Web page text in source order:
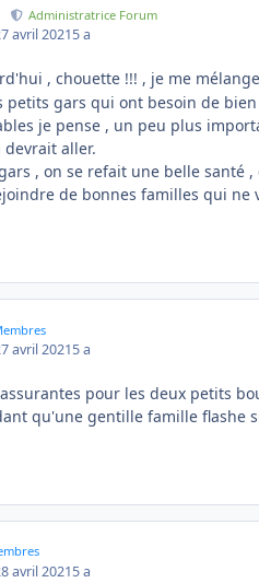
Administratrice Forum
avril 20215 a
, chouette !!! , je me
petits gars qui ont besoin de
je pense , un peu plus
aller.
, on se refait une belle santé
de bonnes familles qui
avril 20215 a
pour les deux petits
qu'une gentille famille flashe
avril 20215 a